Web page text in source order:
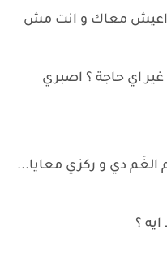
و اعيش معاك و انت مش
اي حاجة ؟ اصبري
دي و ركزي معايا...
؟